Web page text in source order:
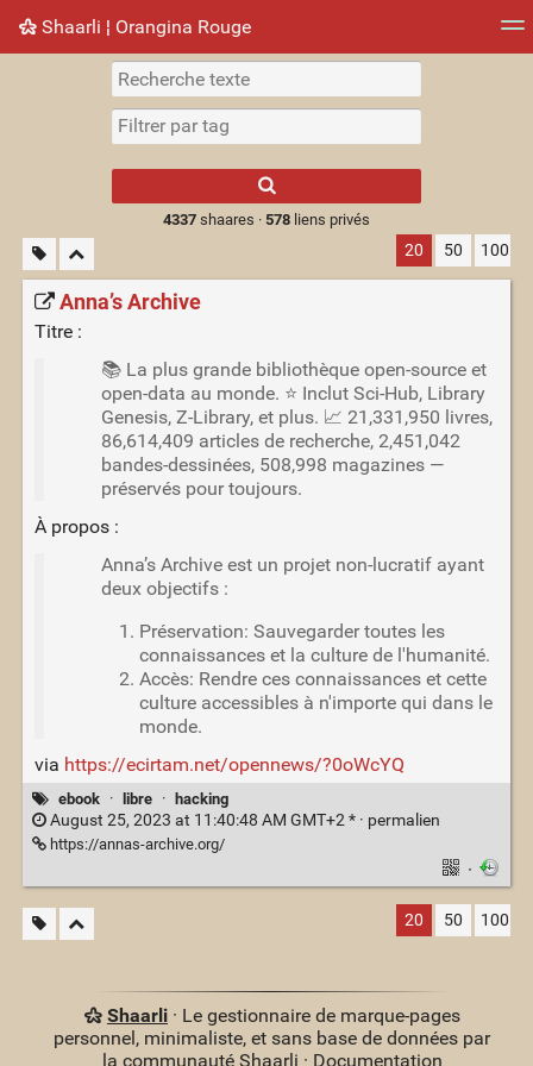
Shaarli ¦ Orangina Rouge
Nuage de tags Mur d'images
results.
4337shaares · 578liens privés
20 50 100
Anna’s Archive
Titre :
📚 La plus grande bibliothèque open-source et
open-data au monde. ⭐️ Inclut Sci-Hub, Library
Genesis, Z-Library, et plus. 📈 21,331,950 livres,
86,614,409 articles de recherche, 2,451,042
bandes-dessinées, 508,998 magazines —
préservés pour toujours.
À propos :
Anna’s Archive est un projet non-lucratif ayant
deux objectifs :
Préservation: Sauvegarder toutes les
connaissances et la culture de l'humanité.
Accès: Rendre ces connaissances et cette
culture accessibles à n'importe qui dans le
monde.
via https://ecirtam.net/opennews/?0oWcYQ
ebook · libre · hacking
August 25, 2023 at 11:40:48 AM GMT+2 * · permalien
https://annas-archive.org/
·
20 50 100
Shaarli· Le gestionnaire de marque-pages
personnel, minimaliste, et sans base de données par
la communauté Shaarli · Documentation